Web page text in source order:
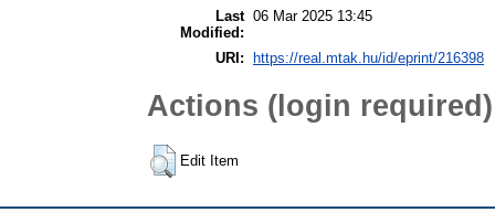
Last
Modified:
06 Mar 2025 13:45
URI: https://real.mtak.hu/id/eprint/216398
Actions (login required)
Edit Item